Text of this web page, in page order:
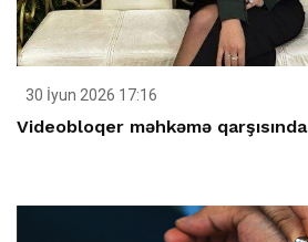
30 İyun 2026 17:16
Videobloqer məhkəmə qarşısında